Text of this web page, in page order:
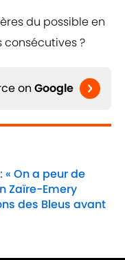
du possible en
consécutives ?
on Google
« On a peur de
Zaïre-Emery
des Bleus avant
Date